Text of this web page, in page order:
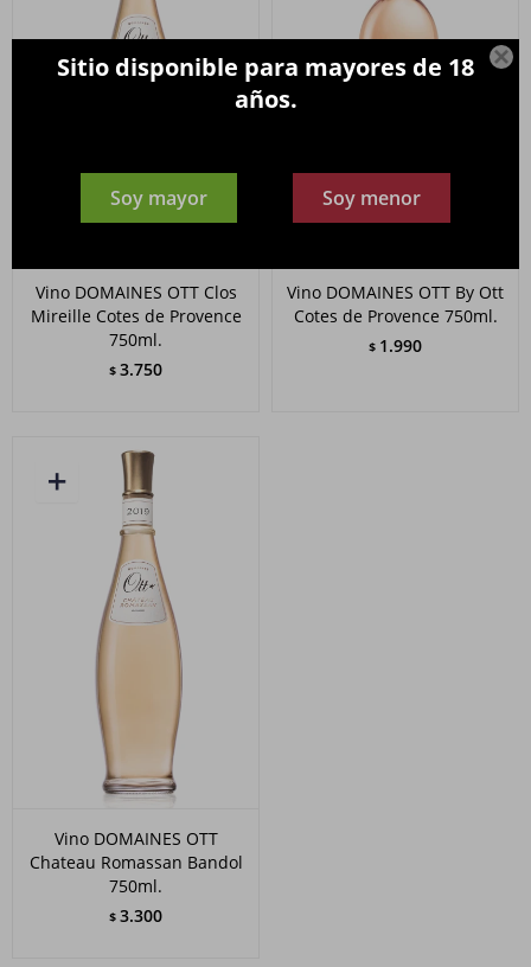

Sitio disponible para mayores de 18
años.
Soy mayor Soy menor
Vino DOMAINES OTT Clos
Mireille Cotes de Provence
750ml.
$ 3.750
Vino DOMAINES OTT By Ott
Cotes de Provence 750ml.
$ 1.990
Vino DOMAINES OTT
Chateau Romassan Bandol
750ml.
$ 3.300